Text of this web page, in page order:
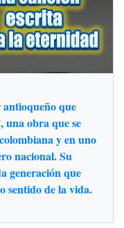
antioqueño que
una obra que se
y en uno
nacional. Su
generación que
sentido de la vida.